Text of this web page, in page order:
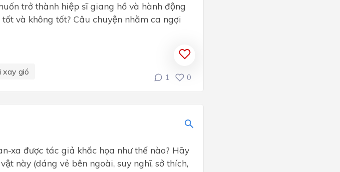
trở thành hiệp sĩ giang hồ và hành động
và không tốt? Câu chuyện nhằm ca ngợi
xay gió
1 0
xa được tác giả khắc họa như thế nào? Hãy
này (dáng vẻ bên ngoài, suy nghĩ, sở thích,